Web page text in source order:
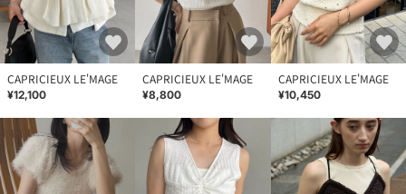
CAPRICIEUX LE'MAGE
¥12,100
CAPRICIEUX LE'MAGE
¥8,800
CAPRICIEUX LE'MAGE
¥10,450